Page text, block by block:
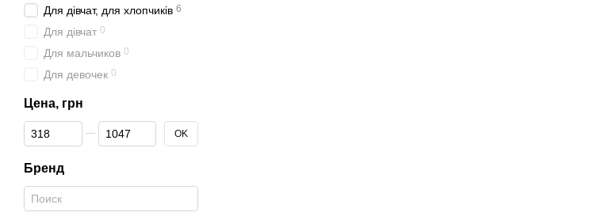
Для дівчат, для хлопчиків 6
Для дівчат 0
Для мальчиков 0
Для девочек 0
Цена, грн
От Цена, грн
До Цена, грн OK
Бренд